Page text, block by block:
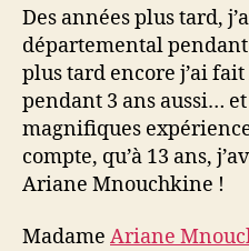
Des années plus tard,
départemental
plus tard encore j’ai fait
pendant 3 ans aussi… et
magnifiques
compte, qu’à 13 ans,
Ariane Mnouchkine !
Madame Ariane